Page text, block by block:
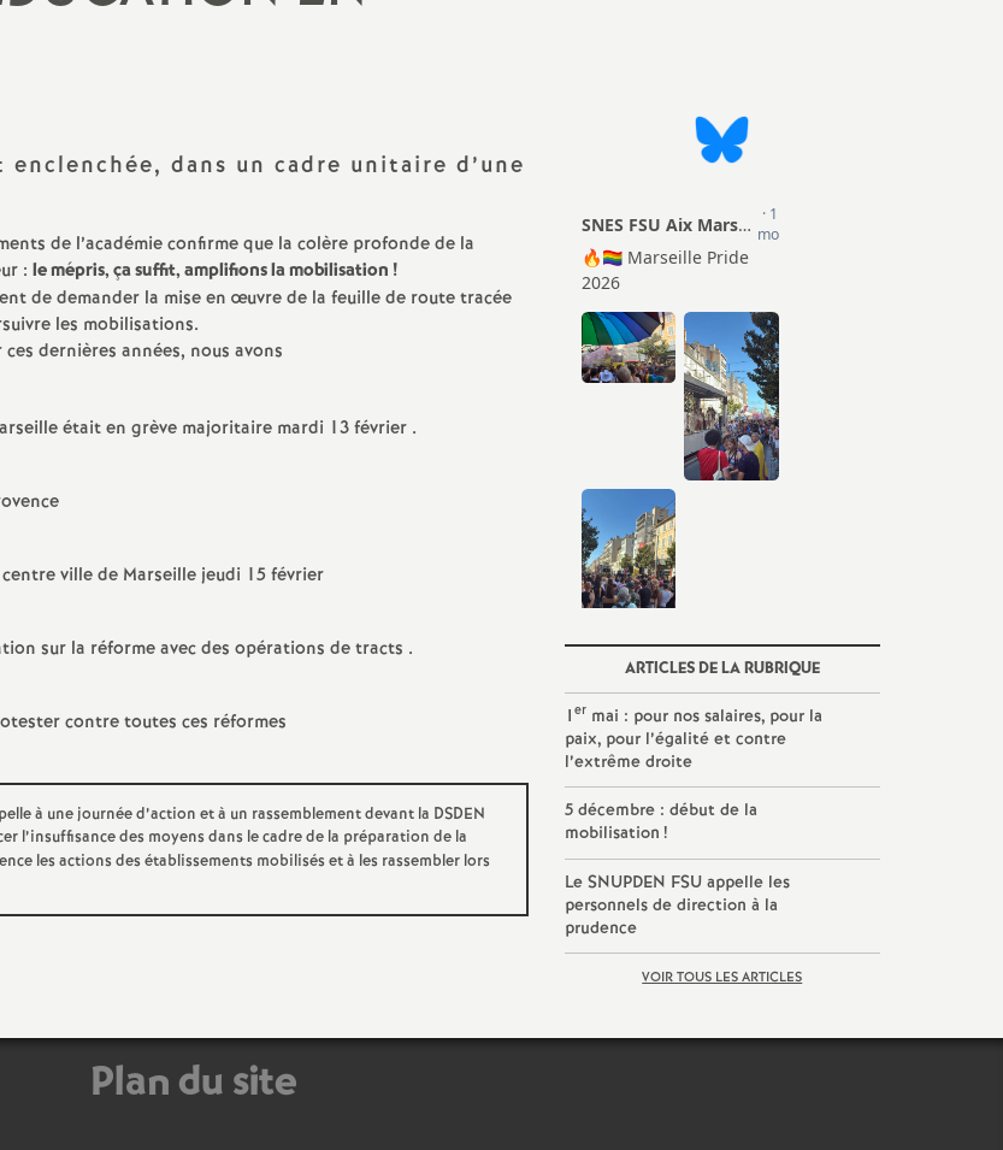
N
o
n
l
d
e
s
s
e
i
n
CPE
Psy-EN
Documentalistes
Droits et Libertés
Congrés académiques du
Lettres d’information
Rubrique Culture
Infos FSU
dans un cadre unitaire d’une
de l’académie confirme que la colère profonde de la
: le mépris, ça suffit, amplifions la mobilisation !
de demander la mise en œuvre de la feuille de route tracée
les mobilisations.
dernières années, nous avons
était en grève majoritaire mardi 13 février .
ville de Marseille jeudi 15 février
sur la réforme avec des opérations de tracts .
contre toutes ces réformes
à une journée d’action et à un rassemblement devant la DSDEN
l’insuffisance des moyens dans le cadre de la préparation de la
les actions des établissements mobilisés et à les rassembler lors
ARTICLES DE LA RUBRIQUE
1ermai : pour nos salaires, pour la
paix, pour l’égalité et contre
l’extrême droite
5 décembre : début de la
mobilisation !
Le SNUPDEN FSU appelle les
personnels de direction à la
prudence
VOIR TOUS LES ARTICLES
Plan du site